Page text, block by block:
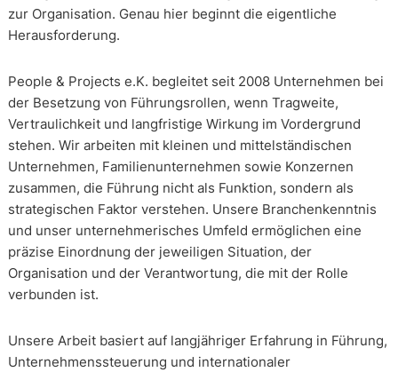
zur Organisation. Genau hier beginnt die eigentliche
Herausforderung.
People & Projects e.K. begleitet seit 2008 Unternehmen bei
der Besetzung von Führungsrollen, wenn Tragweite,
Vertraulichkeit und langfristige Wirkung im Vordergrund
stehen. Wir arbeiten mit kleinen und mittelständischen
Unternehmen, Familienunternehmen sowie Konzernen
zusammen, die Führung nicht als Funktion, sondern als
strategischen Faktor verstehen. Unsere Branchenkenntnis
und unser unternehmerisches Umfeld ermöglichen eine
präzise Einordnung der jeweiligen Situation, der
Organisation und der Verantwortung, die mit der Rolle
verbunden ist.
Unsere Arbeit basiert auf langjähriger Erfahrung in Führung,
Unternehmenssteuerung und internationaler